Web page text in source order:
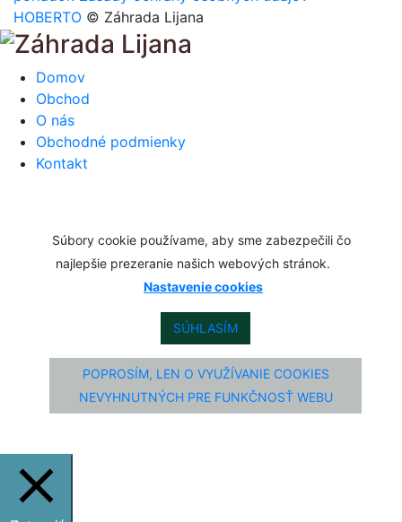
HOBERTO © Záhrada Lijana
Domov
Obchod
O nás
Obchodné podmienky
Kontakt
Súbory cookie používame, aby sme zabezpečili čo
najlepšie prezeranie našich webových stránok.
Nastavenie cookies
SÚHLASÍM
POPROSÍM, LEN O VYUŽÍVANIE COOKIES
NEVYHNUTNÝCH PRE FUNKČNOSŤ WEBU